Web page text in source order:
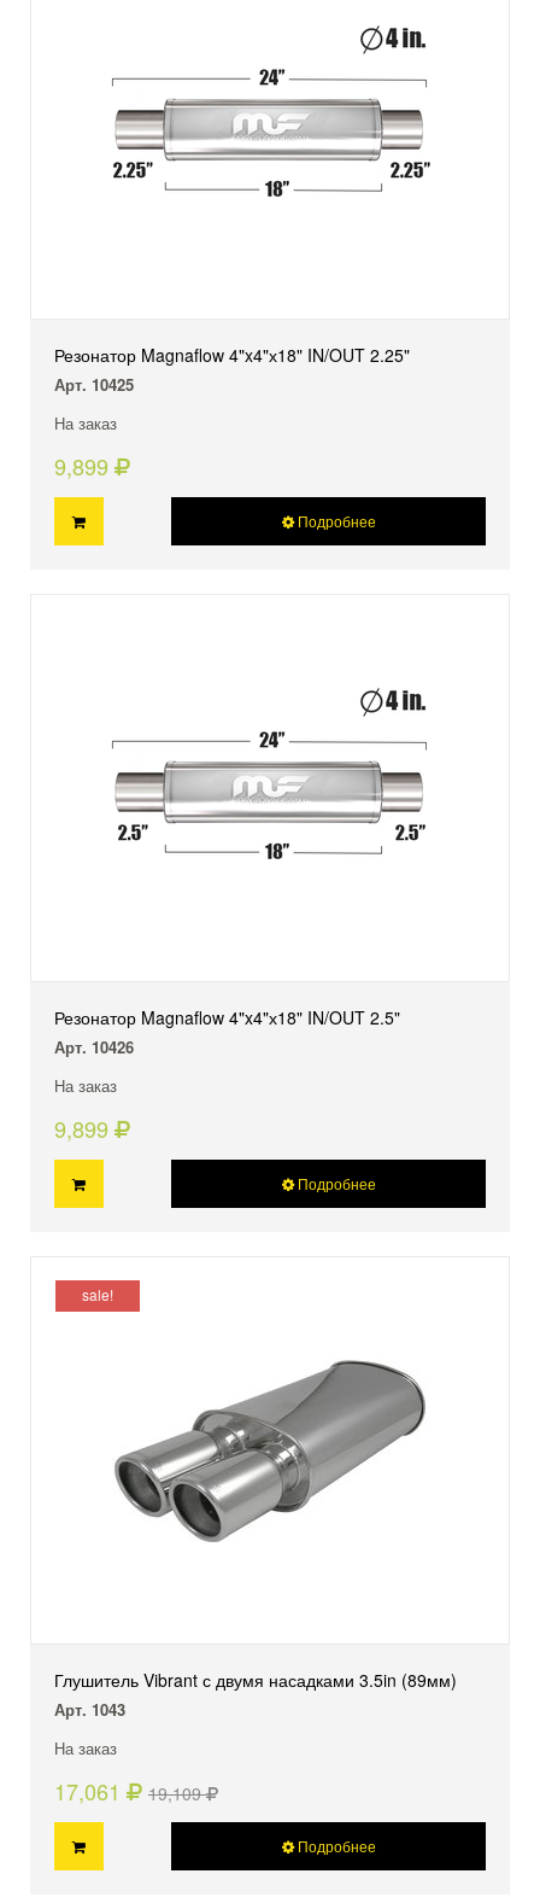
Резонатор Magnaflow 4"x4"х18" IN/OUT 2.25"
Арт. 10425
На заказ
9,899
Подробнее
Резонатор Magnaflow 4"x4"х18" IN/OUT 2.5"
Арт. 10426
На заказ
9,899
Подробнее
sale!
Глушитель Vibrant с двумя насадками 3.5in (89мм)
Арт. 1043
На заказ
17,061 19,109
Подробнее